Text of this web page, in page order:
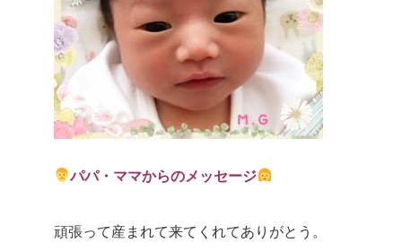
パパ・ママからのメッセージ
頑張って産まれて来てくれてありがとう。